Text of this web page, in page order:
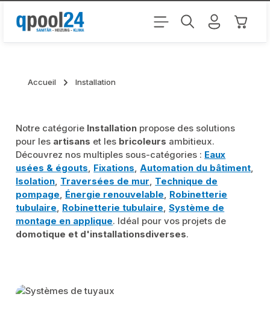
Passer au contenu principal Le
Accueil Installation
Notre catégorie Installation propose des solutions
pour les artisans et les bricoleurs ambitieux.
Découvrez nos multiples sous-catégories : Eaux
usées & égouts, Fixations,Automation du bâtiment,
Isolation, Traversées de mur, Technique de
pompage, Énergie renouvelable, Robinetterie
tubulaire, Robinetterie tubulaire,Système de
montage en applique. Idéal pour vos projets de
domotique et d'installationsdiverses.
Skip category gallery